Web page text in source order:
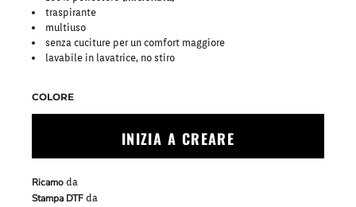
traspirante
multiuso
senza cuciture per un comfort maggiore
lavabile in lavatrice, no stiro
COLORE
INIZIA A CREARE
Ricamo da
Stampa DTF da